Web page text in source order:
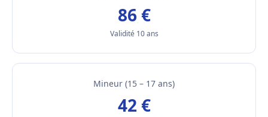
86 €
Validité 10 ans
Mineur (15 – 17 ans)
42 €